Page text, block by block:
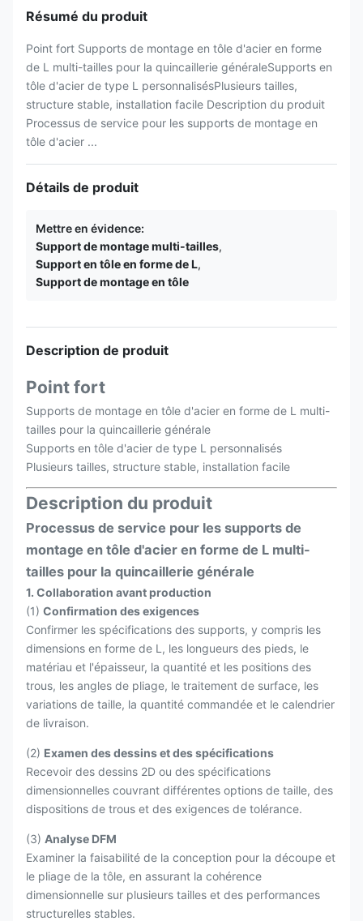
Résumé du produit
Point fort Supports de montage en tôle d'acier en forme
de L multi-tailles pour la quincaillerie généraleSupports en
tôle d'acier de type L personnalisésPlusieurs tailles,
structure stable, installation facile Description du produit
Processus de service pour les supports de montage en
tôle d'acier ...
Détails de produit
Mettre en évidence:
Support de montage multi-tailles,
Support en tôle en forme de L,
Support de montage en tôle
Description de produit
Point fort
Supports de montage en tôle d'acier en forme de L multi-
tailles pour la quincaillerie générale
Supports en tôle d'acier de type L personnalisés
Plusieurs tailles, structure stable, installation facile
Description du produit
Processus de service pour les supports de
montage en tôle d'acier en forme de L multi-
tailles pour la quincaillerie générale
1. Collaboration avant production
(1) Confirmation des exigences
Confirmer les spécifications des supports, y compris les
dimensions en forme de L, les longueurs des pieds, le
matériau et l'épaisseur, la quantité et les positions des
trous, les angles de pliage, le traitement de surface, les
variations de taille, la quantité commandée et le calendrier
de livraison.
(2) Examen des dessins et des spécifications
Recevoir des dessins 2D ou des spécifications
dimensionnelles couvrant différentes options de taille, des
dispositions de trous et des exigences de tolérance.
(3) Analyse DFM
Examiner la faisabilité de la conception pour la découpe et
le pliage de la tôle, en assurant la cohérence
dimensionnelle sur plusieurs tailles et des performances
structurelles stables.